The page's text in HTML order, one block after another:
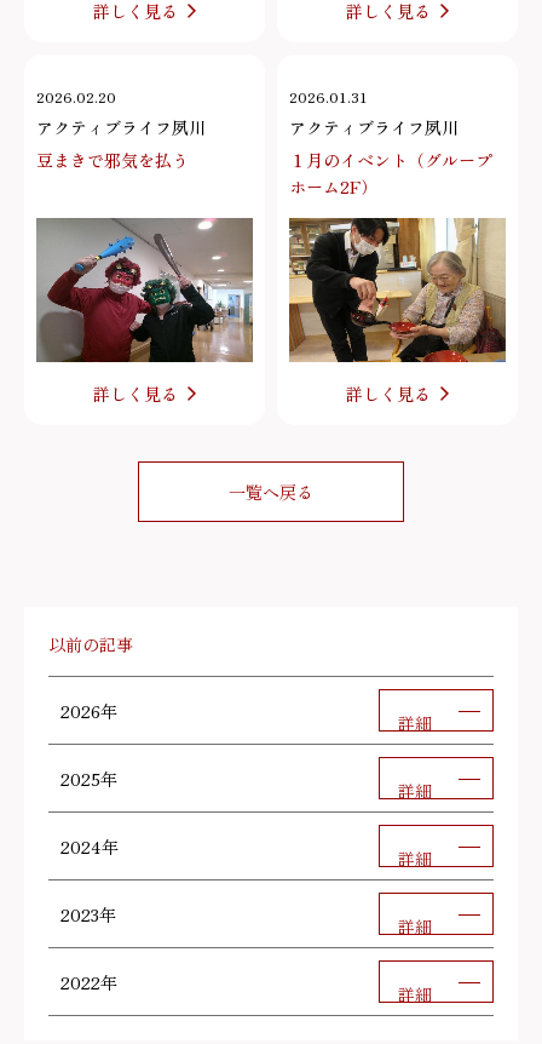
詳しく見る 詳しく見る
2026.02.20
アクティブライフ夙川
豆まきで邪気を払う
詳しく見る
2026.01.31
アクティブライフ夙川
１月のイベント（グループ
ホーム2F）
詳しく見る
一覧へ戻る
以前の記事
2026年 詳細
2025年 詳細
2024年 詳細
2023年 詳細
2022年 詳細